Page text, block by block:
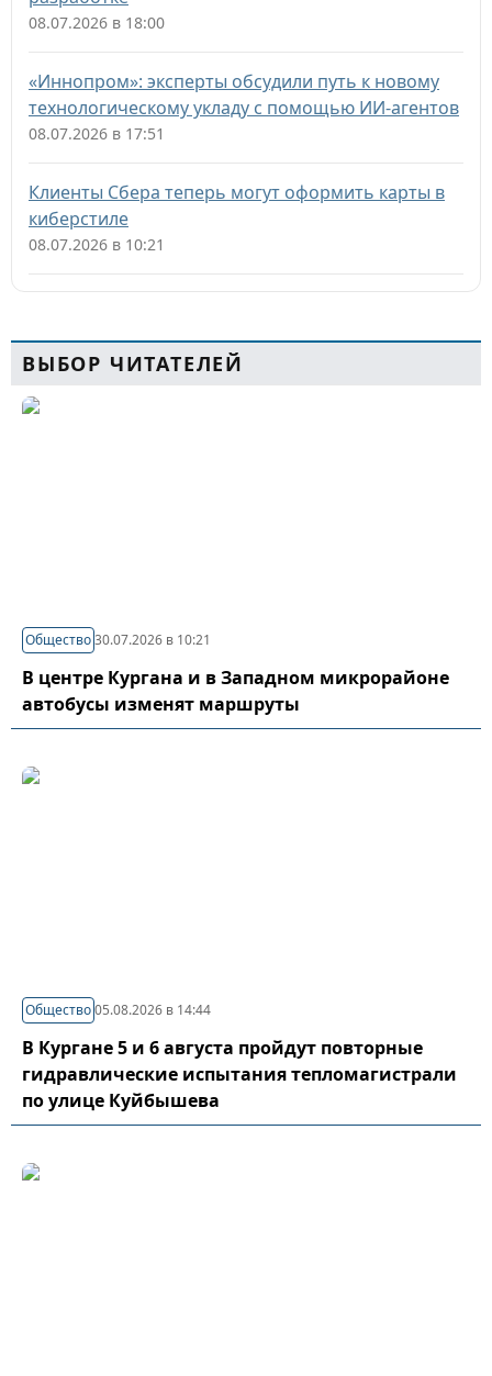
08.07.2026 в 18:00
«Иннопром»: эксперты обсудили путь к новому
технологическому укладу с помощью ИИ-агентов
08.07.2026 в 17:51
Клиенты Сбера теперь могут оформить карты в
киберстиле
08.07.2026 в 10:21
ВЫБОР ЧИТАТЕЛЕЙ
Общество30.07.2026 в 10:21
В центре Кургана и в Западном микрорайоне
автобусы изменят маршруты
Общество05.08.2026 в 14:44
В Кургане 5 и 6 августа пройдут повторные
гидравлические испытания тепломагистрали
по улице Куйбышева